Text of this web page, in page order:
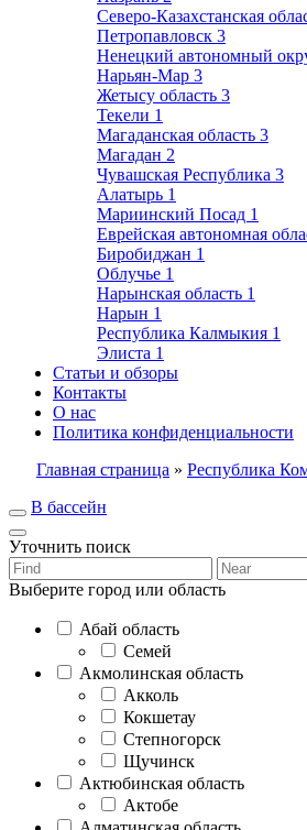
Северо-Казахстанская
Петропавловск 3
Ненецкий автономный
Нарьян-Мар 3
Жетысу область 3
Текели 1
Магаданская область 3
Магадан 2
Чувашская Республика 3
Алатырь 1
Мариинский Посад 1
Еврейская автономная
Биробиджан 1
Облучье 1
Нарынская область 1
Нарын 1
Республика Калмыкия 1
Элиста 1
Статьи и обзоры
Контакты
О нас
Политика конфиденциальности
Главная страница » Республика
В бассейн
Уточнить поиск
Выберите город или область
Абай область
Семей
Акмолинская область
Акколь
Кокшетау
Степногорск
Щучинск
Актюбинская область
Актобе